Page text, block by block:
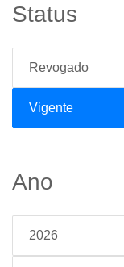
Status
Revogado
Vigente
Ano
2026